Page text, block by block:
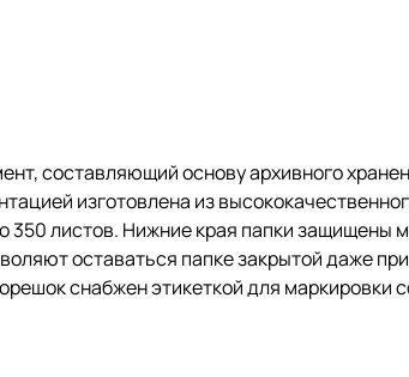
информацию.
составляющий основу архивного
изготовлена из
листов. Нижние края папки защищены
оставаться папке закрытой даже
снабжен этикеткой для маркировки